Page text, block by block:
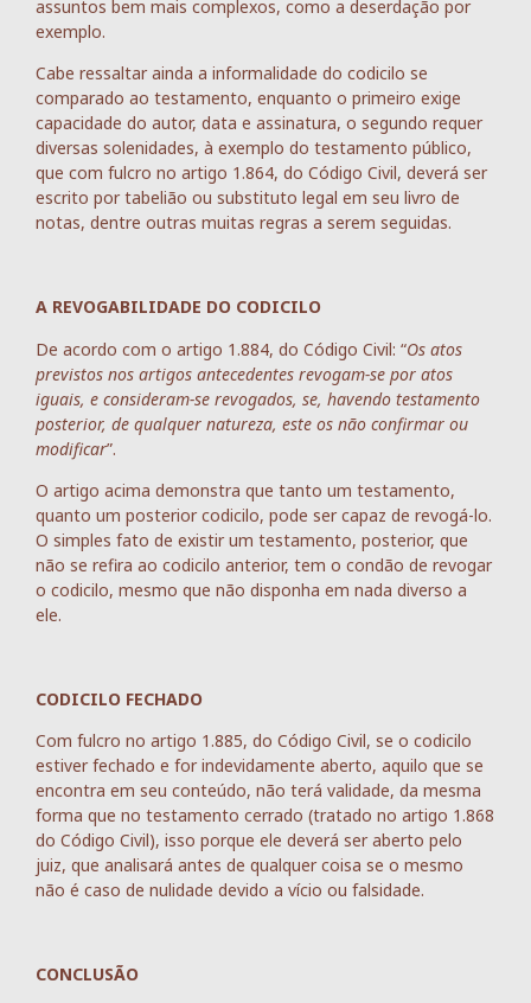
assuntos bem mais complexos, como a deserdação por
exemplo.
Cabe ressaltar ainda a informalidade do codicilo se
comparado ao testamento, enquanto o primeiro exige
capacidade do autor, data e assinatura, o segundo requer
diversas solenidades, à exemplo do testamento público,
que com fulcro no artigo 1.864, do Código Civil, deverá ser
escrito por tabelião ou substituto legal em seu livro de
notas, dentre outras muitas regras a serem seguidas.
A REVOGABILIDADE DO CODICILO
De acordo com o artigo 1.884, do Código Civil: “Os atos
previstos nos artigos antecedentes revogam-se por atos
iguais, e consideram-se revogados, se, havendo testamento
posterior, de qualquer natureza, este os não confirmar ou
modificar”.
O artigo acima demonstra que tanto um testamento,
quanto um posterior codicilo, pode ser capaz de revogá-lo.
O simples fato de existir um testamento, posterior, que
não se refira ao codicilo anterior, tem o condão de revogar
o codicilo, mesmo que não disponha em nada diverso a
ele.
CODICILO FECHADO
Com fulcro no artigo 1.885, do Código Civil, se o codicilo
estiver fechado e for indevidamente aberto, aquilo que se
encontra em seu conteúdo, não terá validade, da mesma
forma que no testamento cerrado (tratado no artigo 1.868
do Código Civil), isso porque ele deverá ser aberto pelo
juiz, que analisará antes de qualquer coisa se o mesmo
não é caso de nulidade devido a vício ou falsidade.
CONCLUSÃO